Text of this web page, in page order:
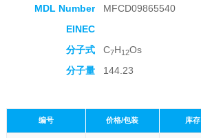
MDL Number
MFCD09865540
EINEC
分子式
C7H12Os
分子量
144.23
编号 价格/包装 库存